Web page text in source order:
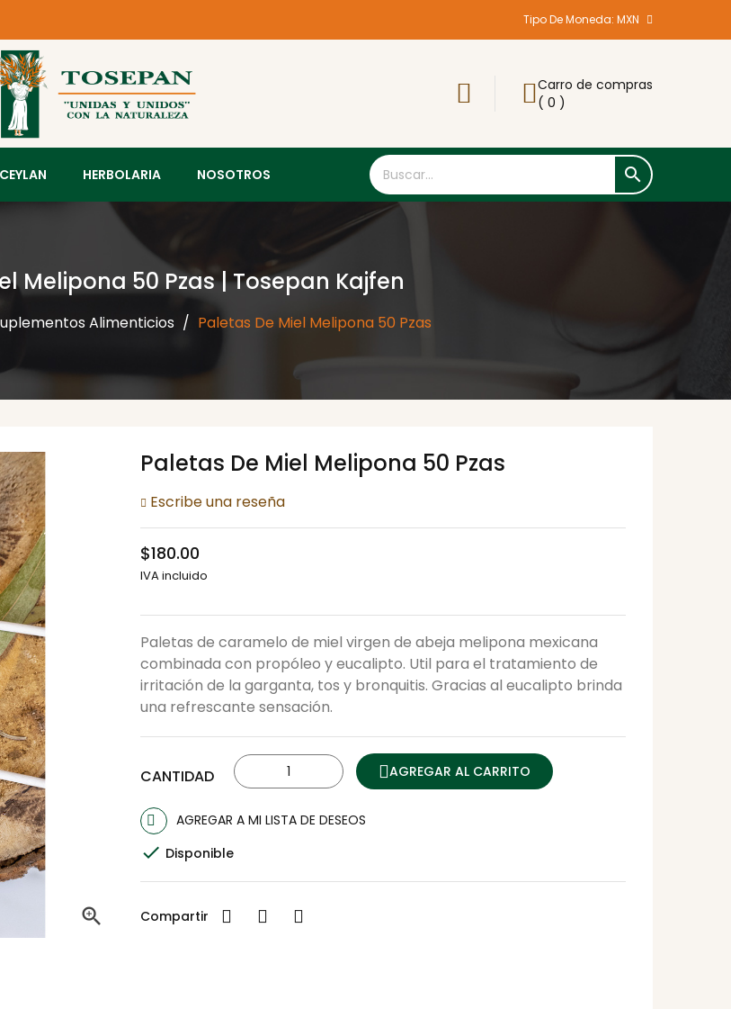
Tipo De Moneda: MXN
Carro de compras
( 0 )
HERBOLARIA NOSOTROS 
Melipona 50 Pzas | Tosepan Kajfen
Alimenticios Paletas De Miel Melipona 50 Pzas

Paletas De Miel Melipona 50 Pzas
Escribe una reseña
$180.00
IVA incluido
Paletas de caramelo de miel virgen de abeja melipona mexicana
combinada con propóleo y eucalipto. Util para el tratamiento de
irritación de la garganta, tos y bronquitis. Gracias al eucalipto brinda
una refrescante sensación.
CANTIDAD AGREGAR AL CARRITO
AGREGAR A MI LISTA DE DESEOS
 Disponible
Compartir